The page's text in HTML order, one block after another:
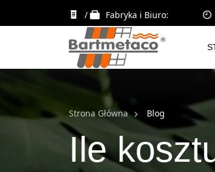
/ Fabryka i Biuro:
Strona Główna Blog
Ile